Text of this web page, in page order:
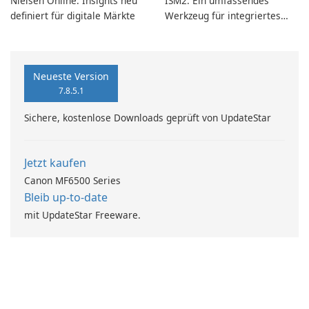
definiert für digitale Märkte
Werkzeug für integriertes
Neueste Version
7.8.5.1
Sichere, kostenlose Downloads geprüft von UpdateStar
Jetzt kaufen
Canon MF6500 Series
Bleib up-to-date
mit UpdateStar Freeware.